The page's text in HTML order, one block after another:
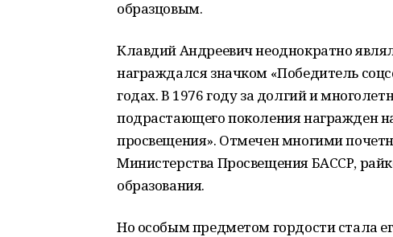
образцовым.
Клавдий Андреевич неоднократно
награждался значком «Победитель
годах. В 1976 году за долгий и
подрастающего поколения награжден
просвещения». Отмечен многими
Министерства Просвещения БАССР,
образования.
Но особым предметом гордости стала